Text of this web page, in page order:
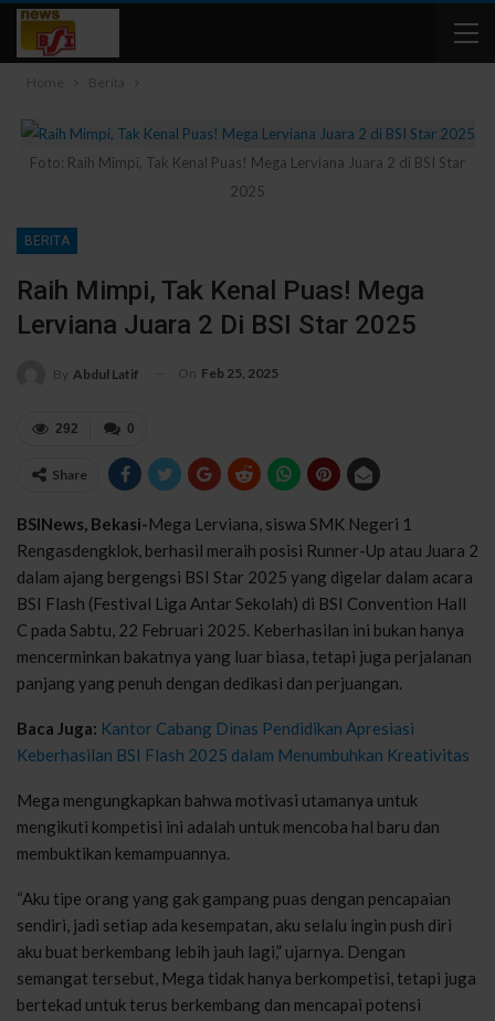
Home Berita
Foto: Raih Mimpi, Tak Kenal Puas! Mega Lerviana Juara 2 di BSI Star
2025
BERITA
Raih Mimpi, Tak Kenal Puas! Mega
Lerviana Juara 2 Di BSI Star 2025
By Abdul Latif On Feb 25, 2025
0
292
Share
BSINews, Bekasi-Mega Lerviana, siswa SMK Negeri 1
Rengasdengklok, berhasil meraih posisi Runner-Up atau Juara 2
dalam ajang bergengsi BSI Star 2025 yang digelar dalam acara
BSI Flash (Festival Liga Antar Sekolah) di BSI Convention Hall
C pada Sabtu, 22 Februari 2025. Keberhasilan ini bukan hanya
mencerminkan bakatnya yang luar biasa, tetapi juga perjalanan
panjang yang penuh dengan dedikasi dan perjuangan.
Baca Juga: Kantor Cabang Dinas Pendidikan Apresiasi
Keberhasilan BSI Flash 2025 dalam Menumbuhkan Kreativitas
Mega mengungkapkan bahwa motivasi utamanya untuk
mengikuti kompetisi ini adalah untuk mencoba hal baru dan
membuktikan kemampuannya.
“Aku tipe orang yang gak gampang puas dengan pencapaian
sendiri, jadi setiap ada kesempatan, aku selalu ingin push diri
aku buat berkembang lebih jauh lagi,” ujarnya. Dengan
semangat tersebut, Mega tidak hanya berkompetisi, tetapi juga
bertekad untuk terus berkembang dan mencapai potensi